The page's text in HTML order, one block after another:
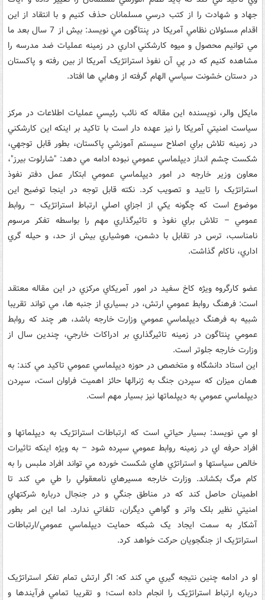
جهاد و شهادت را از کتب درسي مسلمانان حذف کنيم و با انتقاد از اين
اقدام مسئولان نظامي آمريکا در پنتاگون مي نويسد: بيش از 7 سال بعد ما
مي توانيم محصول و ميوه کارشکني اداري در زمينه عمليات ضد مدرسه را
مشاهده کنيم که در پي آن نفوذ استراتژيک آمريکا از بين رفته و پاکستان
در دستان خشونت سياسي الهام گرفته از وهابي ها افتاد.
مايکل والر، نويسنده اين مقاله که نائب رئيسي عمليات اطلاعات در مرکز
سياست امنيتي آمريکا را نيز عهده دار است با تاکيد بر اينکه اين کارشکني
در زمينه تلاش براي اصلاح سيستم آموزشي پاکستان، بطور قابل توجهي،
شکست چشم انداز ديپلماسي عمومي نبوده ادامه مي دهد: "شارلوت بيرز"،
معاون وزير خارجه در امور ديپلماسي عمومي ابتکار عمل دفتر نفوذ
استراتژيک را تاييد و تصويب کرد. نکته قابل توجه در اينجا توضيح اين
موضوع است که چگونه يکي از اجزاي اصلي ارتباط استراتژيک – روابط
عمومي – تلاش براي نفوذ و تاثيرگذاري مهم را بواسطه تفکر مرسوم
نامناسب، ترس در تقابل با دشمن، هوشياري بيش از حد، و حيله گري
اداري، ناکام گذاشت.
عضو کارگروه ويژه کاخ سفيد در امور آمريکاي مرکزي در اين مقاله معتقد
است: فرهنگ روابط عمومي ارتش، در بسياري از جنبه ها، مي تواند تقريبا
شبيه به فرهنگ ديپلماسي عمومي وزارت خارجه باشد، هر چند که روابط
عمومي پنتاگون در زمينه تاثيرگذاري بر ادراکات خارجي، چندين سال از
وزارت خارجه جلوتر است.
اين استاد دانشگاه و متخصص در حوزه ديپلماسي عمومي تاکيد مي کند: به
همان ميزان که سپردن جنگ به ژنرالها حائز اهميت فراوان است، سپردن
ديپلماسي عمومي به ديپلماتها نيز بسيار مهم است.
او مي نويسد: بسيار حياتي است که ارتباطات استراتژيک به ديپلماتها و
افراد حرفه اي در زمينه روابط عمومي سپرده شود – به ويژه اينکه تاثيرات
خالص سياستها و استراتژي هاي شکست خورده مي تواند افراد ملبس را به
کام مرگ بکشاند. وزارت خارجه مسيرهاي نامعقولي را طي مي کند تا
اطمينان حاصل کند که در مناطق جنگي و در جنجال درباره شرکتهاي
امنيتي نظير بلک واتر و گواهي ديگران، تلفاتي ندارد. اما اين امر بطور
آشکار به سمت ايجاد يک شبکه حمايت ديپلماسي عمومي/ارتباطات
استراتژيک از جنگجويان حرکت خواهد کرد.
او در ادامه چنين نتيجه گيري مي کند که: اگر ارتش تمام تفکر استراتژيک
درباره ارتباط استراتژيک را انجام داده است؛ و تقريبا تمامي فرآيندها و